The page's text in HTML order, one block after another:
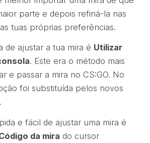
parte e depois refiná-la nas
tuas próprias preferências.
de ajustar a tua mira é Utilizar
. Este era o método mais
e passar a mira no CS:GO. No
foi substituída pelos novos
e fácil de ajustar uma mira é
da mira do cursor